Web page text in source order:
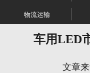
物流运输
车用LED
文章来